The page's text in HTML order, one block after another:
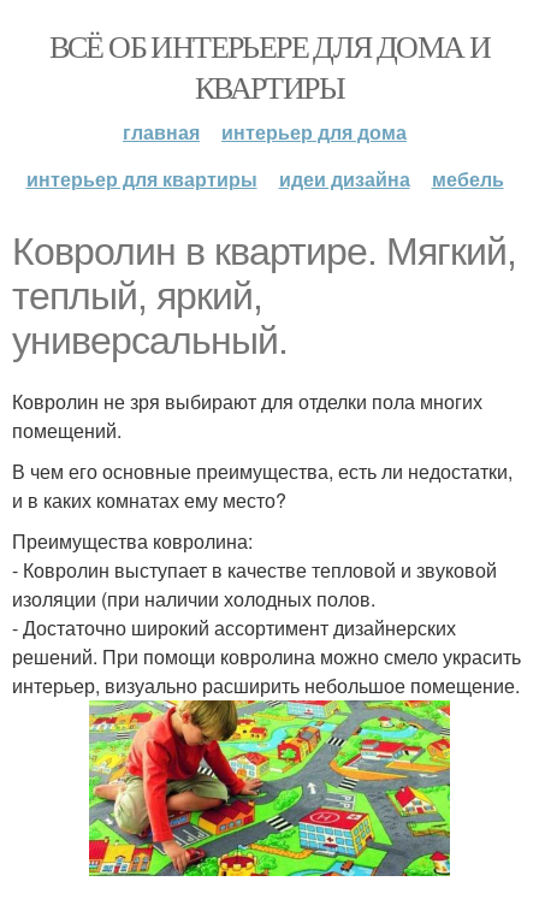
ВСЁ ОБ ИНТЕРЬЕРЕ ДЛЯ ДОМА И
КВАРТИРЫ
главная
интерьер для дома
интерьер для квартиры
идеи дизайна мебель
Ковролин в квартире. Мягкий,
теплый, яркий,
универсальный.
Ковролин не зря выбирают для отделки пола многих
помещений.
В чем его основные преимущества, есть ли недостатки,
и в каких комнатах ему место?
Преимущества ковролина:
- Ковролин выступает в качестве тепловой и звуковой
изоляции (при наличии холодных полов.
- Достаточно широкий ассортимент дизайнерских
решений. При помощи ковролина можно смело украсить
интерьер, визуально расширить небольшое помещение.